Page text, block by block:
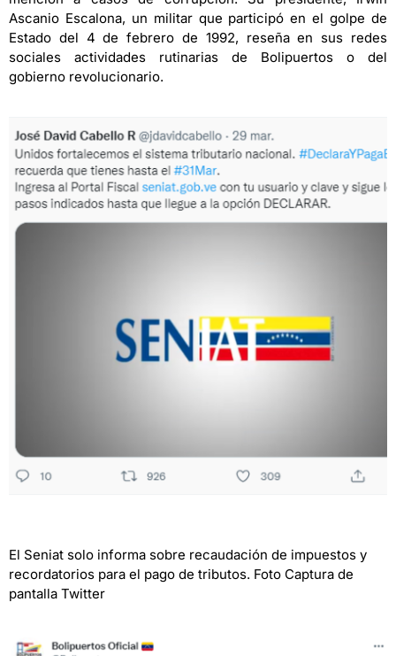
Ascanio Escalona, un militar que participó en el golpe de
Estado del 4 de febrero de 1992, reseña en sus redes
sociales actividades rutinarias de Bolipuertos o del
gobierno revolucionario.
El Seniat solo informa sobre recaudación de impuestos y
recordatorios para el pago de tributos. Foto Captura de
pantalla Twitter